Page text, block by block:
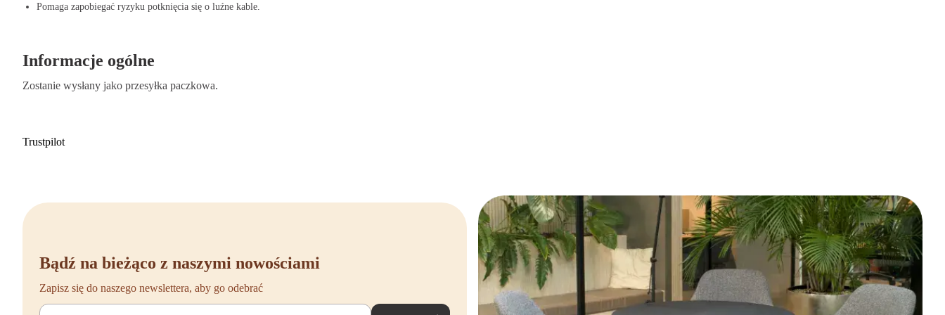
Pomaga zapobiegać ryzyku potknięcia się o luźne kable.
Informacje ogólne
Zostanie wysłany jako przesyłka paczkowa.
Trustpilot
Bądź na bieżąco z naszymi nowościami
Zapisz się do naszego newslettera, aby go odebrać